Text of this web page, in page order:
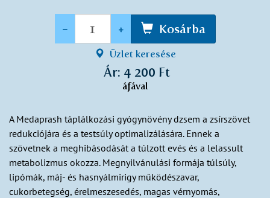
- + Kosárba
Üzlet keresése
Ár: 4 200 Ft
áfával
A Medaprash táplálkozási gyógynövény dzsem a zsírszövet
redukciójára és a testsúly optimalizálására. Ennek a
szövetnek a meghibásodását a túlzott evés és a lelassult
metabolizmus okozza. Megnyilvánulási formája túlsúly,
lipómák, máj- és hasnyálmirigy működészavar,
cukorbetegség, érelmeszesedés, magas vérnyomás,